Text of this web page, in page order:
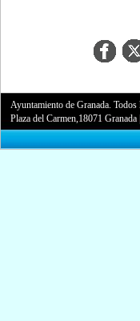
Ayuntamiento de Granada.
Plaza del Carmen,18071 Granada